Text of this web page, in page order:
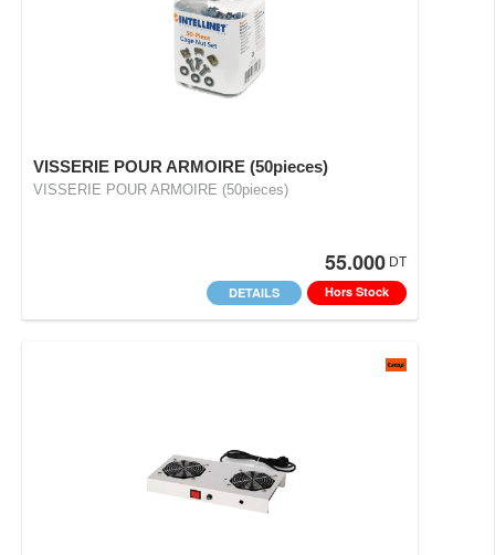
VISSERIE POUR ARMOIRE (50pieces)
VISSERIE POUR ARMOIRE (50pieces)
55.000 DT
Hors Stock
DETAILS